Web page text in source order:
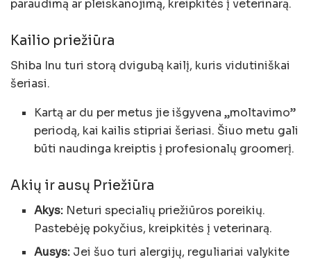
paraudimą ar pleiskanojimą, kreipkitės į veterinarą.
Kailio priežiūra
Shiba Inu turi storą dvigubą kailį, kuris vidutiniškai
šeriasi.
Kartą ar du per metus jie išgyvena „moltavimo”
periodą, kai kailis stipriai šeriasi. Šiuo metu gali
būti naudinga kreiptis į profesionalų groomerį.
Akių ir ausų Priežiūra
Akys: Neturi specialių priežiūros poreikių.
Pastebėję pokyčius, kreipkitės į veterinarą.
Ausys: Jei šuo turi alergijų, reguliariai valykite